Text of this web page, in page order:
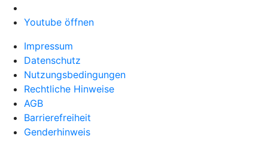
Youtube öffnen
Impressum
Datenschutz
Nutzungsbedingungen
Rechtliche Hinweise
AGB
Barrierefreiheit
Genderhinweis